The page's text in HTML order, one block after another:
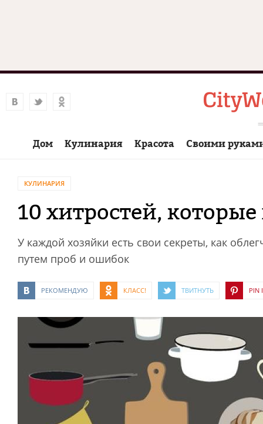
Дом Кулинария Красота Своими
КУЛИНАРИЯ
10 хитростей,
У каждой хозяйки есть свои секреты, как
путем проб и ошибок
РЕКОМЕНДУЮ КЛАСС! ТВИТНУТЬ PIN